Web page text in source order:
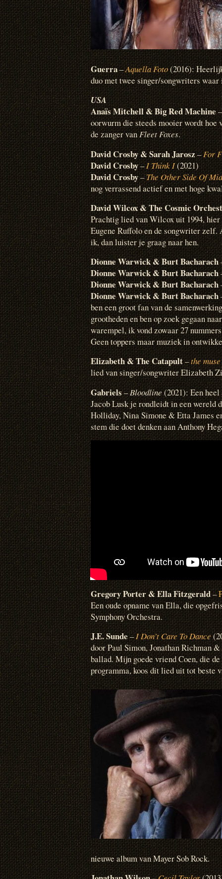
Guerra–Aquella Foto(2016):
duo met twee singer/songwriters
USA
Anaïs Mitchell & Big Red Machine
oorwurm die steeds mooier wordt
de zanger vanFleet Foxes.
David Crosby & Sarah Jarosz–For
David Crosby–I Think I(2021)
David Crosby–The Other Side Of
nog verrassend actief en met hoge
David Wilcox & The Cosmic
Prachtig lied van Wilcox uit 1994,
Eugene Ruffolo en de songwriter zelf.
ik, dan luister je graag naar hen.
Dionne Warwick & Burt Bacharach
Dionne Warwick & Burt Bacharach
Dionne Warwick & Burt Bacharach
Dionne Warwick & Burt Bacharach
ben een groot fan van de
grootheden en ben op zoek gegaan
warempel, ik vond zowaar 27
Geen toppers maar muziek in
Elizabeth & The Catapult–the muse
lied van singer/songwriter Elizabeth
Gabriels–Bloodline(2021): Een
Jacob Lusk je rondleidt in een wereld
Holliday, Nina Simone & Etta James
stem die doet denken aan Anthony
Gregory Porter& Ella Fitzgerald–
Een oude opname van Ella, die
Symphony Orchestra.
J.E. Sunde–I Don’t Care To Dance
door Paul Simon, Jonathan Richman
ballad. Mijn goede vriend Coen, die
programma, koos dit lied uit tot beste
nieuwe album van Mayer Sob Rock.